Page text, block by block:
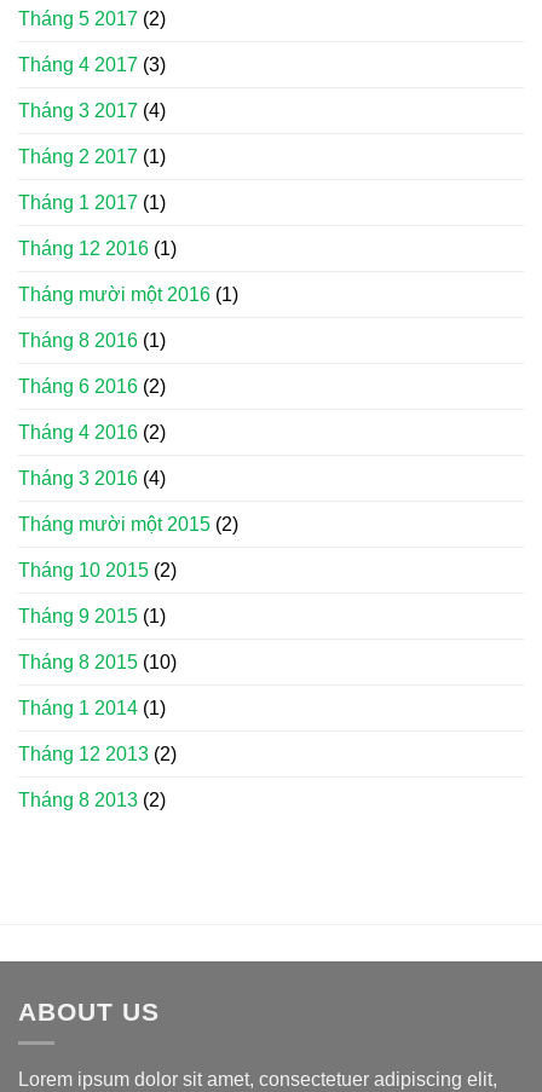
Tháng 5 2017 (2)
Tháng 4 2017 (3)
Tháng 3 2017 (4)
Tháng 2 2017 (1)
Tháng 1 2017 (1)
Tháng 12 2016 (1)
Tháng mười một 2016 (1)
Tháng 8 2016 (1)
Tháng 6 2016 (2)
Tháng 4 2016 (2)
Tháng 3 2016 (4)
Tháng mười một 2015 (2)
Tháng 10 2015 (2)
Tháng 9 2015 (1)
Tháng 8 2015 (10)
Tháng 1 2014 (1)
Tháng 12 2013 (2)
Tháng 8 2013 (2)
ABOUT US
Lorem ipsum dolor sit amet, consectetuer adipiscing elit,